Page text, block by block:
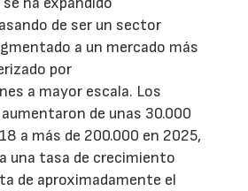
de ser un sector
a un mercado más
por
a mayor escala. Los
de unas 30.000
a más de 200.000 en 2025,
una tasa de crecimiento
de aproximadamente el